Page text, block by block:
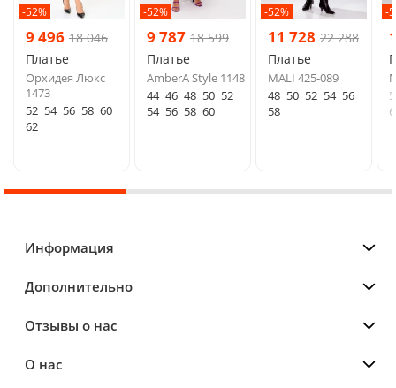
-52%
9 496 18 046
Платье
Орхидея Люкс
1473
52 54 56 58 60
62
-52%
9 787 18 599
Платье
AmberA Style 1148
44 46 48 50 52
54 56 58 60
-52%
11 728 22 288
Платье
MALI 425-089
48 50 52 54 56
58
-
Информация
Дополнительно
Отзывы о нас
О нас